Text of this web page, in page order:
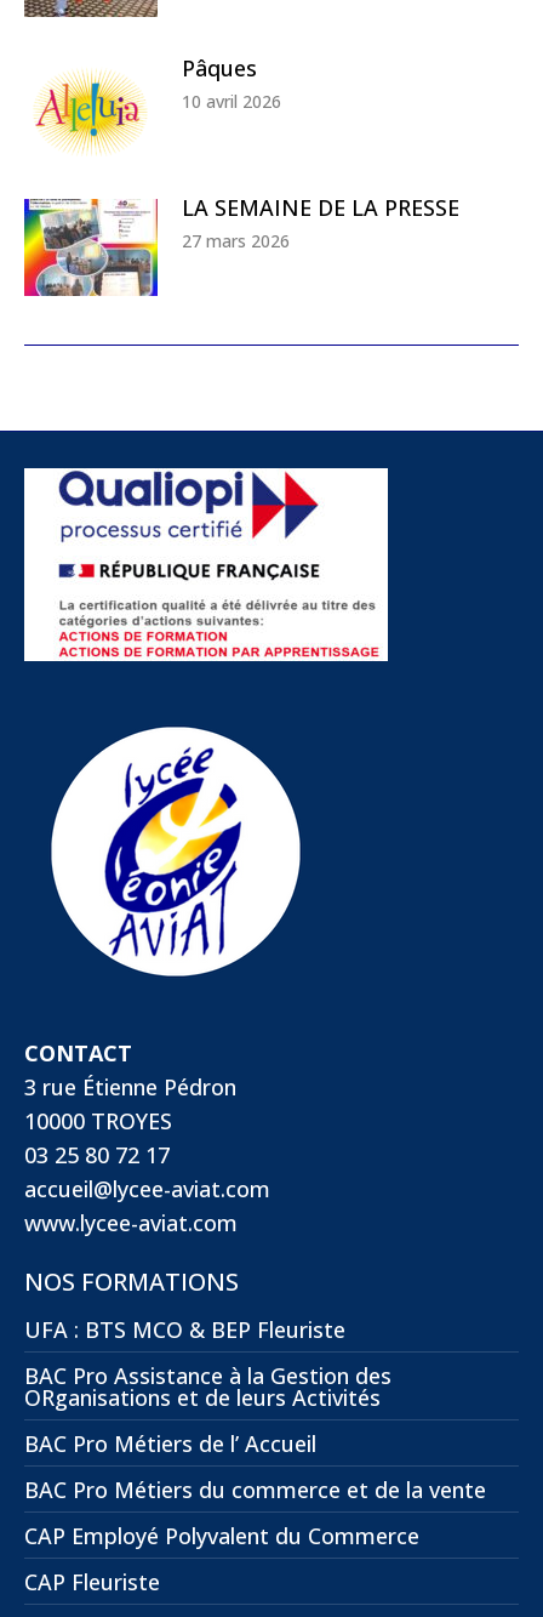
Pâques
10 avril 2026
LA SEMAINE DE LA PRESSE
27 mars 2026
CONTACT
3 rue Étienne Pédron
10000 TROYES
03 25 80 72 17
accueil@lycee-aviat.com
www.lycee-aviat.com
NOS FORMATIONS
UFA : BTS MCO & BEP Fleuriste
BAC Pro Assistance à la Gestion des
ORganisations et de leurs Activités
BAC Pro Métiers de l’ Accueil
BAC Pro Métiers du commerce et de la vente
CAP Employé Polyvalent du Commerce
CAP Fleuriste